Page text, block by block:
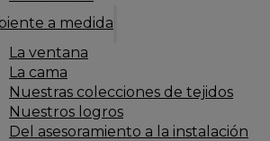
a medida
La ventana
La cama
Nuestras colecciones de tejidos
Nuestros logros
Del asesoramiento a la instalación